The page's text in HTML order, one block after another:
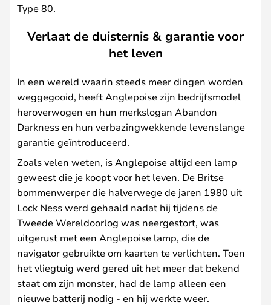
Type 80.
Verlaat de duisternis & garantie voor
het leven
In een wereld waarin steeds meer dingen worden
weggegooid, heeft Anglepoise zijn bedrijfsmodel
heroverwogen en hun merkslogan Abandon
Darkness en hun verbazingwekkende levenslange
garantie geïntroduceerd.
Zoals velen weten, is Anglepoise altijd een lamp
geweest die je koopt voor het leven. De Britse
bommenwerper die halverwege de jaren 1980 uit
Lock Ness werd gehaald nadat hij tijdens de
Tweede Wereldoorlog was neergestort, was
uitgerust met een Anglepoise lamp, die de
navigator gebruikte om kaarten te verlichten. Toen
het vliegtuig werd gered uit het meer dat bekend
staat om zijn monster, had de lamp alleen een
nieuwe batterij nodig - en hij werkte weer.